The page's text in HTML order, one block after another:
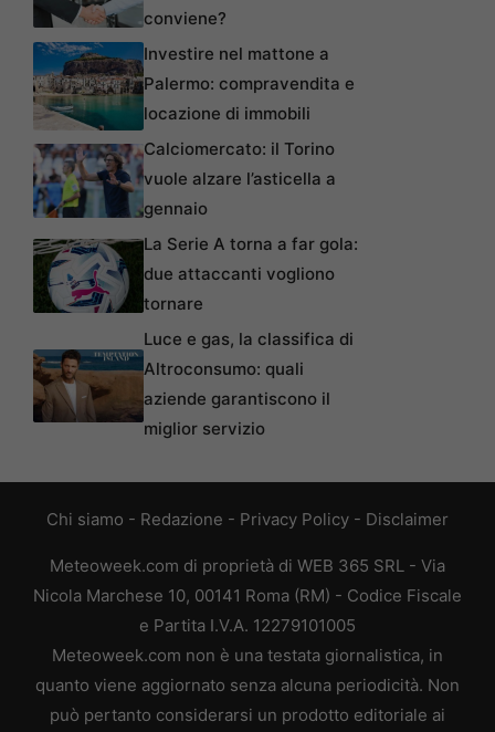
conviene?
Investire nel mattone a
Palermo: compravendita e
locazione di immobili
Calciomercato: il Torino
vuole alzare l’asticella a
gennaio
La Serie A torna a far gola:
due attaccanti vogliono
tornare
Luce e gas, la classifica di
Altroconsumo: quali
aziende garantiscono il
miglior servizio
Chi siamo - Redazione - Privacy Policy - Disclaimer
Meteoweek.com di proprietà di WEB 365 SRL - Via
Nicola Marchese 10, 00141 Roma (RM) - Codice Fiscale
e Partita I.V.A. 12279101005
Meteoweek.com non è una testata giornalistica, in
quanto viene aggiornato senza alcuna periodicità. Non
può pertanto considerarsi un prodotto editoriale ai